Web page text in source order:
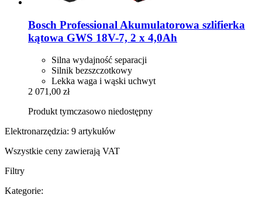
Bosch Professional Akumulatorowa szlifierka
kątowa GWS 18V-​7, 2 x 4,0Ah
Silna wydajność separacji
Silnik bezszczotkowy
Lekka waga i wąski uchwyt
2 071,00 zł
Produkt tymczasowo niedostępny
Elektronarzędzia: 9 artykułów
Wszystkie ceny zawierają VAT
Filtry
Kategorie: